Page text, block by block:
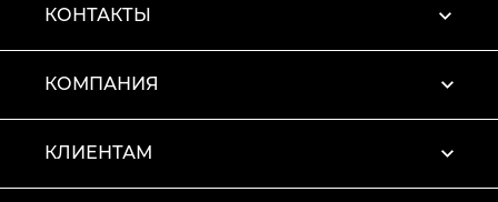
КОНТАКТЫ
КОМПАНИЯ
КЛИЕНТАМ